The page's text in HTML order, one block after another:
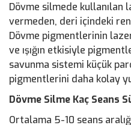
Dövme silmede
vermeden, deri içindeki
Dövme pigmentlerinin
ve ışığın etkisiyle
savunma sistemi küçük
pigmentlerini daha kolay
Dövme Silme Kaç Seans
Ortalama 5-10 seans